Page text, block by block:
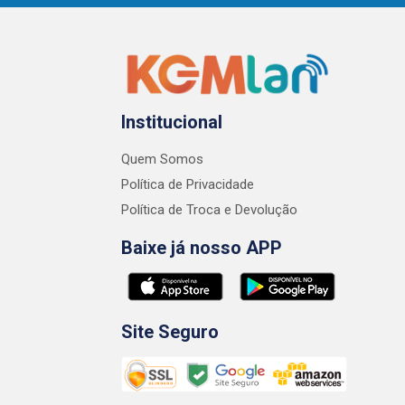
Institucional
Quem Somos
Política de Privacidade
Política de Troca e Devolução
Baixe já nosso APP
Site Seguro